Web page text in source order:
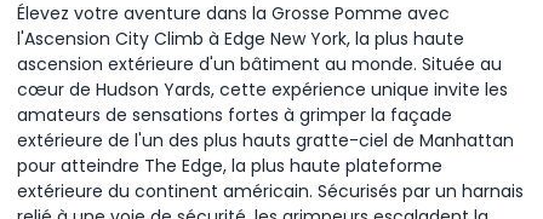
Élevez votre aventure dans la Grosse Pomme avec
l'Ascension City Climb à Edge New York, la plus haute
ascension extérieure d'un bâtiment au monde. Située au
cœur de Hudson Yards, cette expérience unique invite les
amateurs de sensations fortes à grimper la façade
extérieure de l'un des plus hauts gratte-ciel de Manhattan
pour atteindre The Edge, la plus haute plateforme
extérieure du continent américain. Sécurisés par un harnais